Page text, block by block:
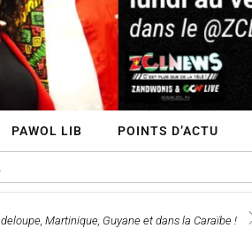
PAWOL LIB POINTS D’ACTU
Martinique, Guyane et dans la Caraïbe !